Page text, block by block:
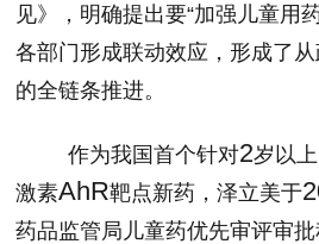
见》，明确提出要“加强儿童用
各部门形成联动效应，形成了
的全链条推进。
作为我国首个针对2岁以
激素AhR靶点新药，泽立美于
药品监管局儿童药优先审评审